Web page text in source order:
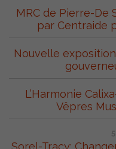
MRC de Pierre-De
par Centraide
Nouvelle
L’Harmonie
Vêpres